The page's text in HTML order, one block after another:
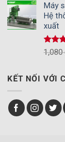
Máy
Hệ
xuất
Được
hạng
1,080
KẾT NỐI VỚI